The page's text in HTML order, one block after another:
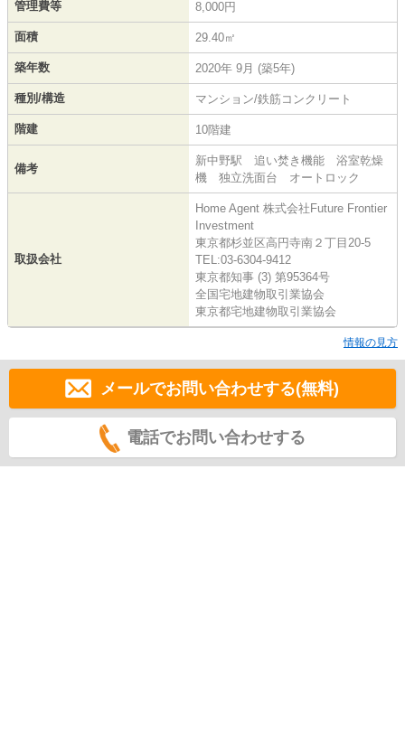
管理費等 8,000円
面積 29.40㎡
築年数 2020年 9月 (築5年)
種別/構造 マンション/鉄筋コンクリート
階建 10階建
備考
新中野駅 追い焚き機能 浴室乾燥
機 独立洗面台 オートロック
取扱会社
Home Agent 株式会社Future Frontier
Investment
東京都杉並区高円寺南２丁目20-5
TEL:03-6304-9412
東京都知事 (3) 第95364号
全国宅地建物取引業協会
東京都宅地建物取引業協会
情報の見方
メールでお問い合わせする(無料)
電話でお問い合わせする